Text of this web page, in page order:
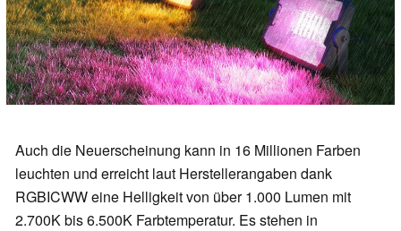
Auch die Neuerscheinung kann in 16 Millionen Farben
leuchten und erreicht laut Herstellerangaben dank
RGBICWW eine Helligkeit von über 1.000 Lumen mit
2.700K bis 6.500K Farbtemperatur. Es stehen in